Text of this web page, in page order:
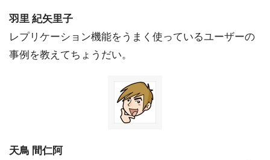
羽里 紀矢里子
レプリケーション機能をうまく使っているユーザーの
事例を教えてちょうだい。
天鳥 間仁阿